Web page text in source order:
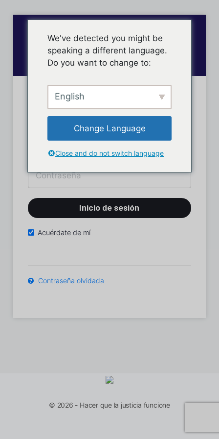
Inicio de sesión
Acuérdate de mí
Contraseña olvidada
© 2026 - Hacer que la justicia funcione
We've detected you might be
speaking a different language.
Do you want to change to:
English
Change Language
Close and do not switch language